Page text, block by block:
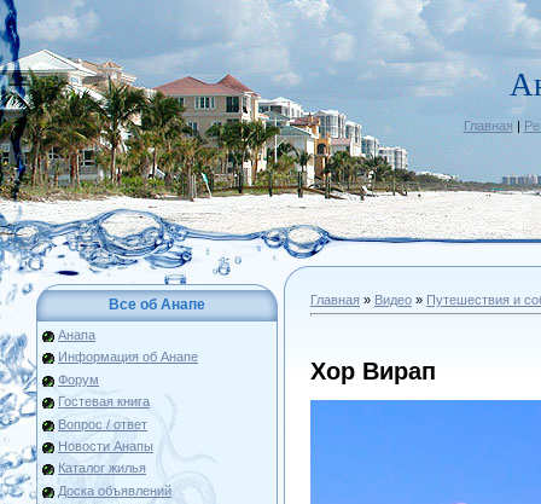
Главная |
Все об Анапе
Анапа
Информация об Анапе
Форум
Гостевая книга
Вопрос / ответ
Новости Анапы
Каталог жилья
Доска объявлений
Главная » Видео » Путешествия и
Хор Вирап